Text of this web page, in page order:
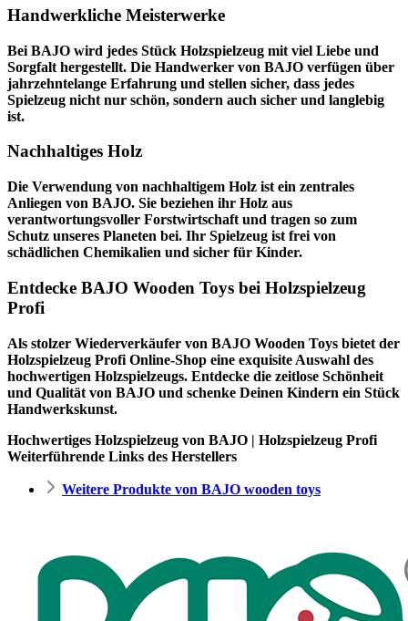
Handwerkliche Meisterwerke
Bei BAJO wird jedes Stück Holzspielzeug mit viel Liebe und
Sorgfalt hergestellt. Die Handwerker von BAJO verfügen über
jahrzehntelange Erfahrung und stellen sicher, dass jedes
Spielzeug nicht nur schön, sondern auch sicher und langlebig
ist.
Nachhaltiges Holz
Die Verwendung von nachhaltigem Holz ist ein zentrales
Anliegen von BAJO. Sie beziehen ihr Holz aus
verantwortungsvoller Forstwirtschaft und tragen so zum
Schutz unseres Planeten bei. Ihr Spielzeug ist frei von
schädlichen Chemikalien und sicher für Kinder.
Entdecke BAJO Wooden Toys bei Holzspielzeug
Profi
Als stolzer Wiederverkäufer von BAJO Wooden Toys bietet der
Holzspielzeug Profi Online-Shop eine exquisite Auswahl des
hochwertigen Holzspielzeugs. Entdecke die zeitlose Schönheit
und Qualität von BAJO und schenke Deinen Kindern ein Stück
Handwerkskunst.
Hochwertiges Holzspielzeug von BAJO | Holzspielzeug Profi
Weiterführende Links des Herstellers
Weitere Produkte von BAJO wooden toys